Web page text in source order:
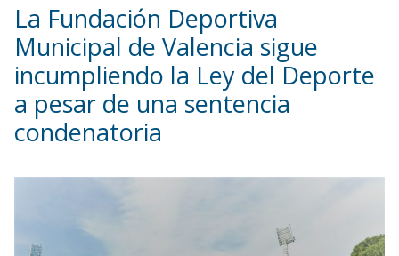
La Fundación Deportiva
Municipal de Valencia sigue
incumpliendo la Ley del Deporte
a pesar de una sentencia
condenatoria